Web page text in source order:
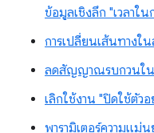
ข้อมูลเชิงลึก "เวลาใ
การเปลี่ยนเส้นทางใ
ลดสัญญาณรบกวนใน
เลิกใช้งาน "ปิดใช้ตัว
พารามิเตอร์ความแม่